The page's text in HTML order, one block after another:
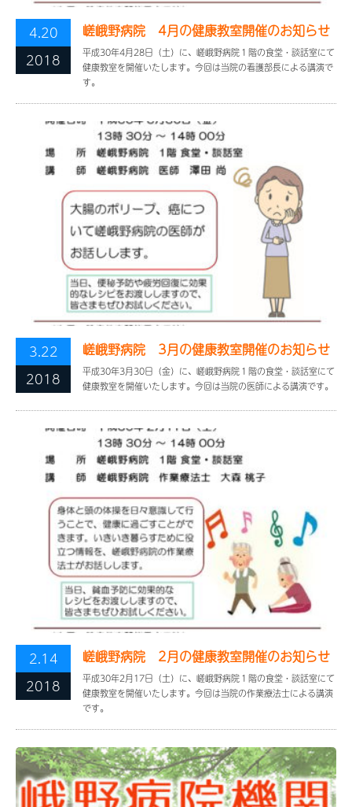
4.20
2018
嵯峨野病院 4月の健康教室開催のお知らせ
平成30年4月28日（土）に、嵯峨野病院１階の食堂・談話室にて
健康教室を開催いたします。今回は当院の看護部長による講演で
す。
3.22
2018
嵯峨野病院 3月の健康教室開催のお知らせ
平成30年3月30日（金）に、嵯峨野病院１階の食堂・談話室にて
健康教室を開催いたします。今回は当院の医師による講演です。
2.14
2018
嵯峨野病院 2月の健康教室開催のお知らせ
平成30年2月17日（土）に、嵯峨野病院１階の食堂・談話室にて
健康教室を開催いたします。今回は当院の作業療法士による講演
です。